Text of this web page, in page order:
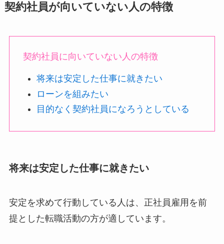
契約社員が向いていない人の特徴
契約社員に向いていない人の特徴
将来は安定した仕事に就きたい
ローンを組みたい
目的なく契約社員になろうとしている
将来は安定した仕事に就きたい
安定を求めて行動している人は、正社員雇用を前
提とした転職活動の方が適しています。